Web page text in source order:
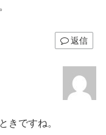
返信
きですね。